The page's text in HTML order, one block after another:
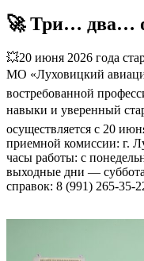
🚀 Три… два…
💥20 июня 2026 года
МО «Луховицкий
востребованной
навыки и уверенный
осуществляется с 20
приемной комиссии: г.
часы работы: с
выходные дни —
справок: 8 (991)